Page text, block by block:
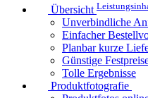
Übersicht
Unverbindliche
Einfacher
Planbar kurze
Günstige
Tolle Ergebnisse
Produktfotografie